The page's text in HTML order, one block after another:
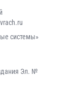
системы»
Эл. №